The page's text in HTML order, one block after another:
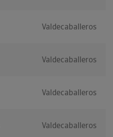
Valdecaballeros
Valdecaballeros
Valdecaballeros
Valdecaballeros